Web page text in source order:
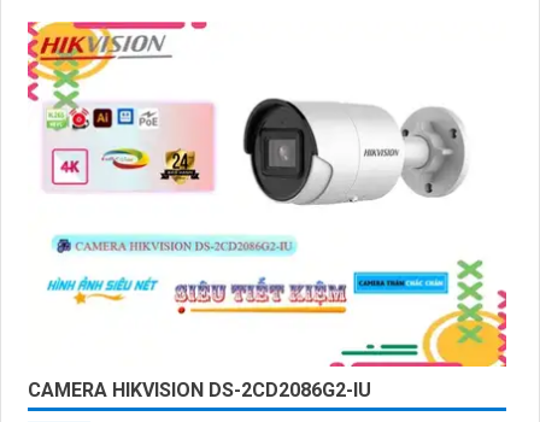
CAMERA HIKVISION DS-2CD2086G2-IU